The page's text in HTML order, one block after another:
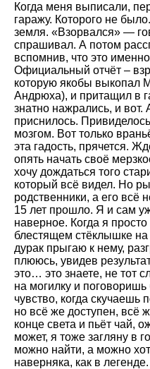
Когда меня выписали,
гаражу. Которого не
земля. «Взорвался» —
спрашивал. А потом
вспомнив, что это
Официальный отчёт –
которую якобы выкопал
Андрюха), и притащил в
знатно нажрались, и вот.
приснилось.
мозгом. Вот только
эта гадость, прячется.
опять начать своё
хочу дождаться того
который всё видел. Но
родственники, а его всё
15 лет прошло. Я и сам
наверное. Когда я
блестящем стёклышке
дурак прыгаю к нему,
плююсь, увидев
это… это знаете, не тот
на могилку и
чувство, когда скучаешь
но всё же доступен, всё
конце света и пьёт чай,
может, я тоже загляну в
можно найти, а можно
наверняка, как в легенде.